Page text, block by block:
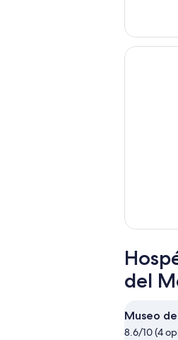
del
Museo
8.6/10 (4